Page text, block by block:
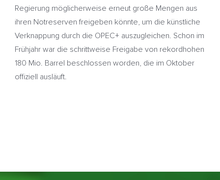
Regierung möglicherweise erneut große Mengen aus
ihren Notreserven freigeben könnte, um die künstliche
Verknappung durch die OPEC+ auszugleichen. Schon im
Frühjahr war die schrittweise Freigabe von rekordhohen
180 Mio. Barrel beschlossen worden, die im Oktober
offiziell ausläuft.